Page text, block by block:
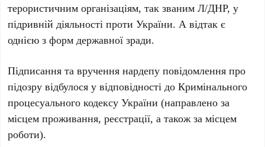
терористичним організаціям, так званим Л/ДНР, у
підривній діяльності проти України. А відтак є
однією з форм державної зради.
Підписання та вручення нардепу повідомлення про
підозру відбулося у відповідності до Кримінального
процесуального кодексу України (направлено за
місцем проживання, реєстрації, а також за місцем
роботи).